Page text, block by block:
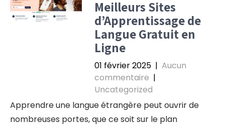
Meilleurs Sites
d’Apprentissage de
Langue Gratuit en
Ligne
01 février 2025 | Aucun
commentaire |
Uncategorized
Apprendre une langue étrangère peut ouvrir de
nombreuses portes, que ce soit sur le plan